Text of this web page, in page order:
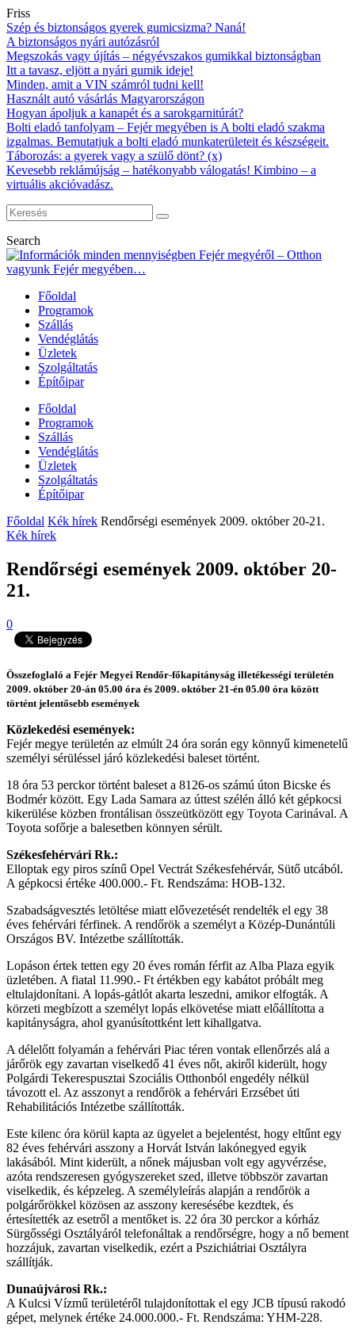
Friss
Szép és biztonságos gyerek gumicsizma? Naná!
A biztonságos nyári autózásról
Megszokás vagy újítás – négyévszakos gumikkal biztonságban
Itt a tavasz, eljött a nyári gumik ideje!
Minden, amit a VIN számról tudni kell!
Használt autó vásárlás Magyarországon
Hogyan ápoljuk a kanapét és a sarokgarnitúrát?
Bolti eladó tanfolyam – Fejér megyében is A bolti eladó szakma
izgalmas. Bemutatjuk a bolti eladó munkaterületeit és készségeit.
Táborozás: a gyerek vagy a szülő dönt? (x)
Kevesebb reklámújság – hatékonyabb válogatás! Kimbino – a
virtuális akcióvadász.
Search
Főoldal
Programok
Szállás
Vendéglátás
Üzletek
Szolgáltatás
Építőipar
Főoldal
Programok
Szállás
Vendéglátás
Üzletek
Szolgáltatás
Építőipar
Főoldal Kék hírek Rendőrségi események 2009. október 20-21.
Kék hírek
Rendőrségi események 2009. október 20-
21.
0
Összefoglaló a Fejér Megyei Rendőr-főkapitányság illetékességi területén
2009. október 20-án 05.00 óra és 2009. október 21-én 05.00 óra között
történt jelentősebb események
Közlekedési események:
Fejér megye területén az elmúlt 24 óra során egy könnyű kimenetelű
személyi sérüléssel járó közlekedési baleset történt.
18 óra 53 perckor történt baleset a 8126-os számú úton Bicske és
Bodmér között. Egy Lada Samara az úttest szélén álló két gépkocsi
kikerülése közben frontálisan összeütközött egy Toyota Carinával. A
Toyota sofőrje a balesetben könnyen sérült.
Székesfehérvári Rk.:
Elloptak egy piros színű Opel Vectrát Székesfehérvár, Sütő utcából.
A gépkocsi értéke 400.000.- Ft. Rendszáma: HOB-132.
Szabadságvesztés letöltése miatt elővezetését rendelték el egy 38
éves fehérvári férfinek. A rendőrök a személyt a Közép-Dunántúli
Országos BV. Intézetbe szállították.
Lopáson értek tetten egy 20 éves román férfit az Alba Plaza egyik
üzletében. A fiatal 11.990.- Ft értékben egy kabátot próbált meg
eltulajdonítani. A lopás-gátlót akarta leszedni, amikor elfogták. A
körzeti megbízott a személyt lopás elkövetése miatt előállította a
kapitányságra, ahol gyanúsítottként lett kihallgatva.
A délelőtt folyamán a fehérvári Piac téren vontak ellenőrzés alá a
járőrök egy zavartan viselkedő 41 éves nőt, akiről kiderült, hogy
Polgárdi Tekerespusztai Szociális Otthonból engedély nélkül
távozott el. Az asszonyt a rendőrök a fehérvári Erzsébet úti
Rehabilitációs Intézetbe szállították.
Este kilenc óra körül kapta az ügyelet a bejelentést, hogy eltűnt egy
82 éves fehérvári asszony a Horvát István lakónegyed egyik
lakásából. Mint kiderült, a nőnek májusban volt egy agyvérzése,
azóta rendszeresen gyógyszereket szed, illetve többször zavartan
viselkedik, és képzeleg. A személyleírás alapján a rendőrök a
polgárőrökkel közösen az asszony keresésébe kezdtek, és
értesítették az esetről a mentőket is. 22 óra 30 perckor a kórház
Sürgősségi Osztályáról telefonáltak a rendőrségre, hogy a nő bement
hozzájuk, zavartan viselkedik, ezért a Pszichiátriai Osztályra
szállítják.
Dunaújvárosi Rk.:
A Kulcsi Vízmű területéről tulajdonítottak el egy JCB típusú rakodó
gépet, melynek értéke 24.000.000.- Ft. Rendszáma: YHM-228.